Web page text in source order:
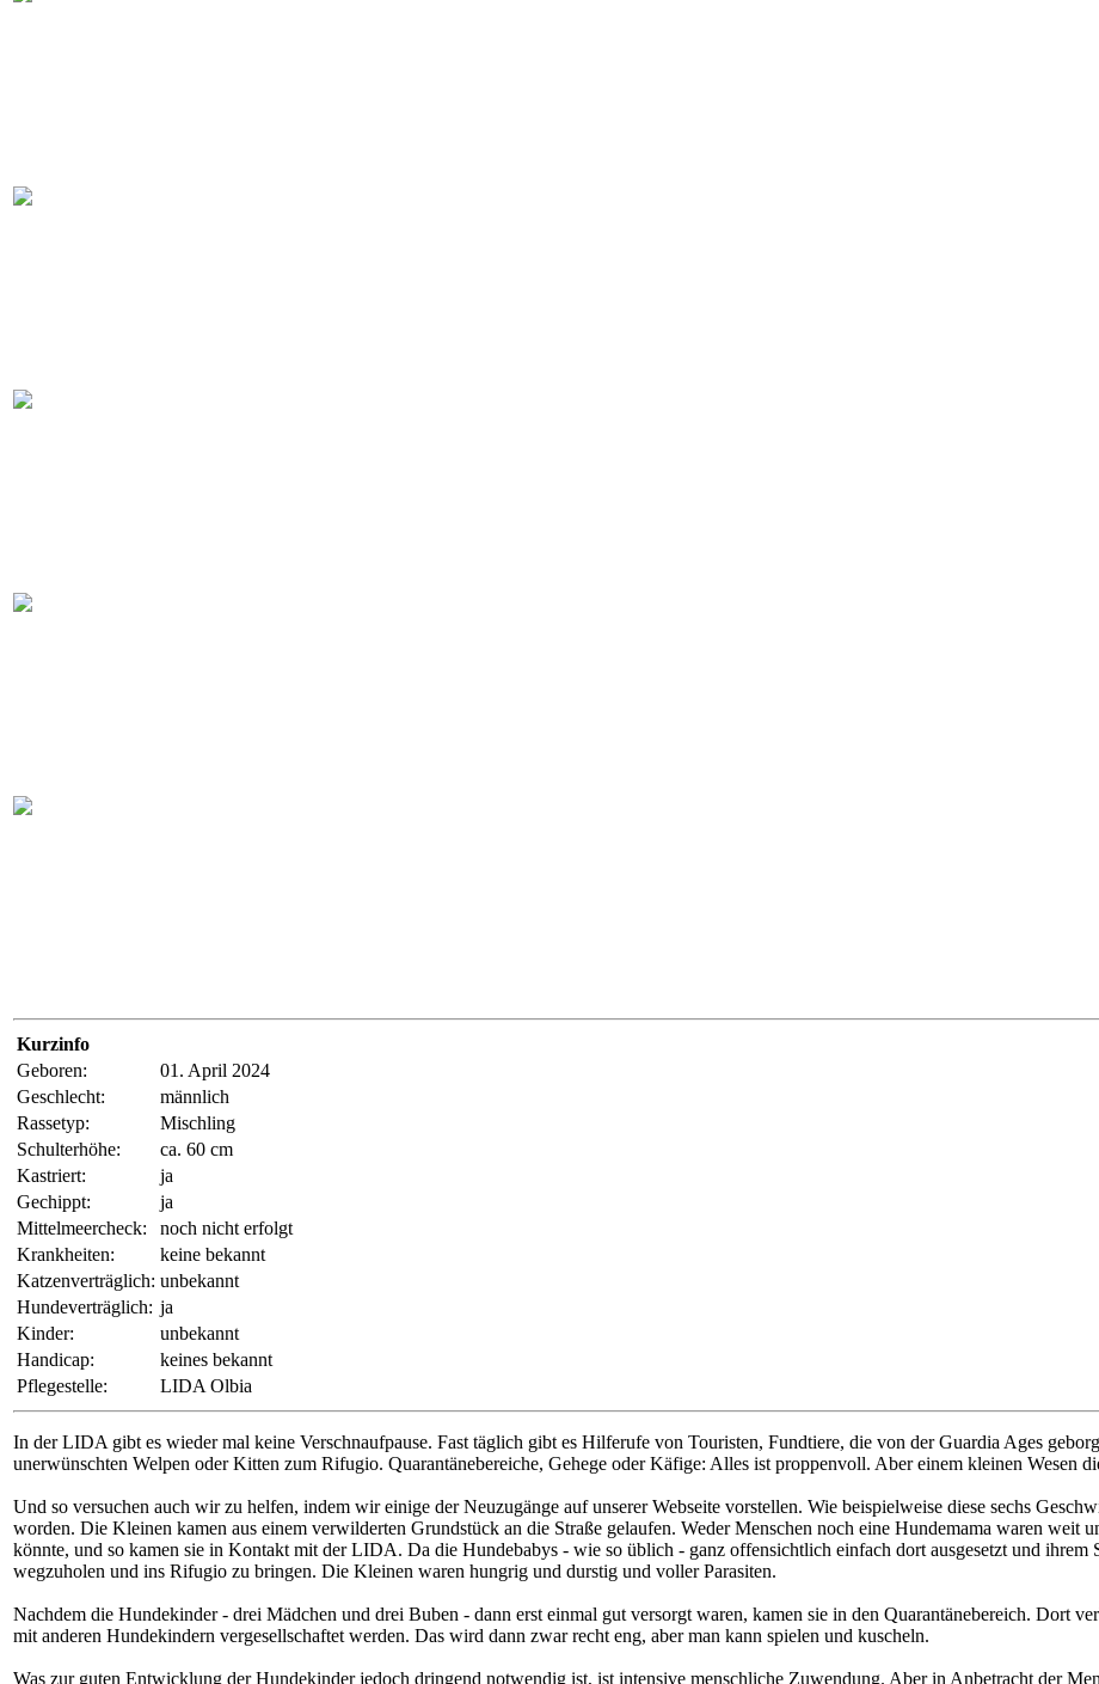
Kurzinfo
Geboren:
01. April 2024
Geschlecht:
männlich
Rassetyp:
Mischling
Schulterhöhe:
ca. 60 cm
Kastriert:
ja
Gechippt:
ja
Mittelmeercheck:
noch nicht erfolgt
Krankheiten:
keine bekannt
Katzenverträglich: unbekannt
Hundeverträglich: ja
Kinder:
unbekannt
Handicap:
keines bekannt
Pflegestelle:
LIDA Olbia
In der LIDA gibt es wieder mal keine Verschnaufpause. Fast täglich gibt es Hilferufe von Touristen, Fundtiere, die von der Guardia Ages
unerwünschten Welpen oder Kitten zum Rifugio. Quarantänebereiche, Gehege oder Käfige: Alles ist proppenvoll. Aber einem kleinen Wesen
Und so versuchen auch wir zu helfen, indem wir einige der Neuzugänge auf unserer Webseite vorstellen. Wie beispielweise diese sechs
worden. Die Kleinen kamen aus einem verwilderten Grundstück an die Straße gelaufen. Weder Menschen noch eine Hundemama waren weit
könnte, und so kamen sie in Kontakt mit der LIDA. Da die Hundebabys - wie so üblich - ganz offensichtlich einfach dort ausgesetzt und ihrem
wegzuholen und ins Rifugio zu bringen. Die Kleinen waren hungrig und durstig und voller Parasiten.
Nachdem die Hundekinder - drei Mädchen und drei Buben - dann erst einmal gut versorgt waren, kamen sie in den Quarantänebereich. Dort
mit anderen Hundekindern vergesellschaftet werden. Das wird dann zwar recht eng, aber man kann spielen und kuscheln.
Was zur guten Entwicklung der Hundekinder jedoch dringend notwendig ist, ist intensive menschliche Zuwendung. Aber in Anbetracht der